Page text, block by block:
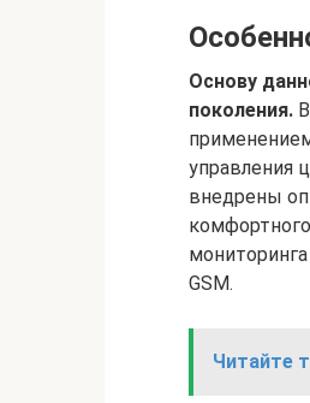
Основу
поколения.
управления
внедрены
GSM.
Читайте